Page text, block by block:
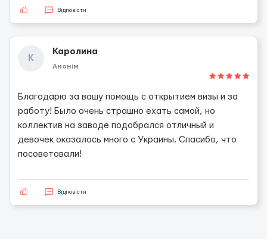
Відповісти
К
Каролина
Анонім
Благодарю за вашу помощь с открытием визы и за
работу! Было очень страшно ехать самой, но
коллектив на заводе подобрался отличный и
девочек оказалось много с Украины. Спасибо, что
посоветовали!
Відповісти